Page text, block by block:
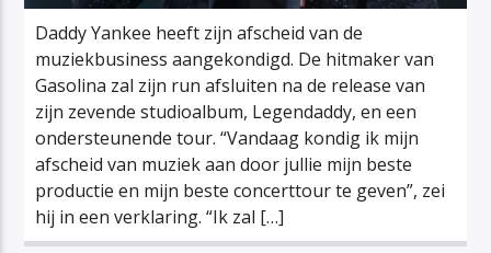
Daddy Yankee heeft zijn afscheid van de
muziekbusiness aangekondigd. De hitmaker van
Gasolina zal zijn run afsluiten na de release van
zijn zevende studioalbum, Legendaddy, en een
ondersteunende tour. “Vandaag kondig ik mijn
afscheid van muziek aan door jullie mijn beste
productie en mijn beste concerttour te geven”, zei
hij in een verklaring. “Ik zal […]